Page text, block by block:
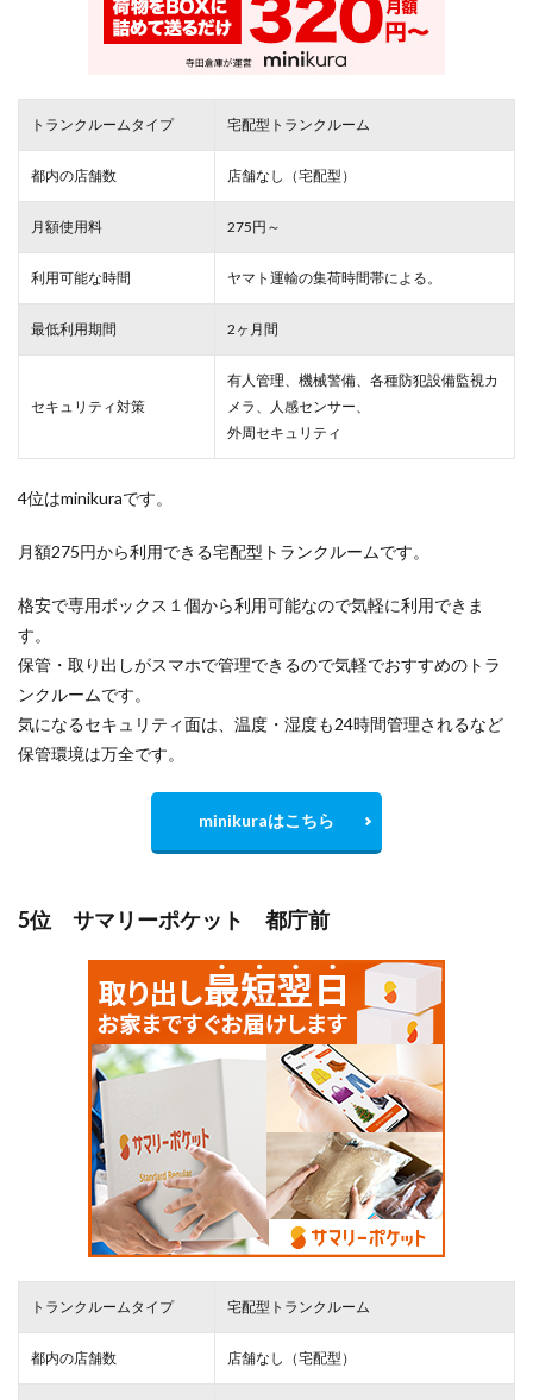
トランクルームタイプ 宅配型トランクルーム
都内の店舗数 店舗なし（宅配型）
月額使用料 275円～
利用可能な時間 ヤマト運輸の集荷時間帯による。
最低利用期間 2ヶ月間
セキュリティ対策
有人管理、機械警備、各種防犯設備監視カ
メラ、人感センサー、
外周セキュリティ
4位はminikuraです。
月額275円から利用できる宅配型トランクルームです。
格安で専用ボックス１個から利用可能なので気軽に利用できま
す。
保管・取り出しがスマホで管理できるので気軽でおすすめのトラ
ンクルームです。
気になるセキュリティ面は、温度・湿度も24時間管理されるなど
保管環境は万全です。
minikuraはこちら
5位 サマリーポケット 都庁前
トランクルームタイプ 宅配型トランクルーム
都内の店舗数 店舗なし（宅配型）